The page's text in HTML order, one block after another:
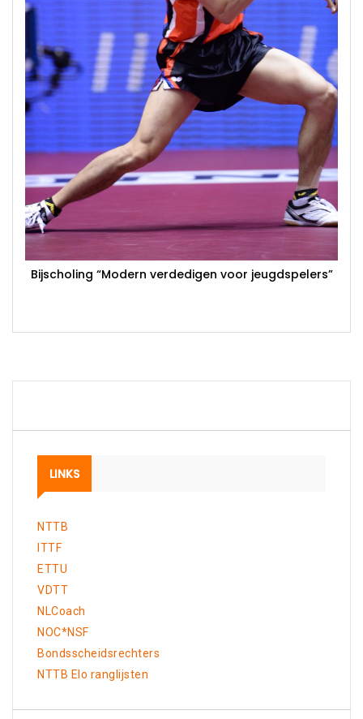
Bijscholing “Modern verdedigen voor jeugdspelers”
LINKS
NTTB
ITTF
ETTU
VDTT
NLCoach
NOC*NSF
Bondsscheidsrechters
NTTB Elo ranglijsten